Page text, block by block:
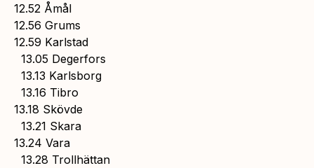
12.52 Åmål
12.56 Grums
12.59 Karlstad
13.05 Degerfors
13.13 Karlsborg
13.16 Tibro
13.18 Skövde
13.21 Skara
13.24 Vara
13.28 Trollhättan